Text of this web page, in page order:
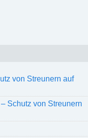
von Streunern auf
Schutz von Streunern